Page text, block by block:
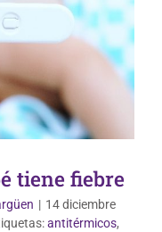
tiene fiebre
| 14 diciembre
antitérmicos,